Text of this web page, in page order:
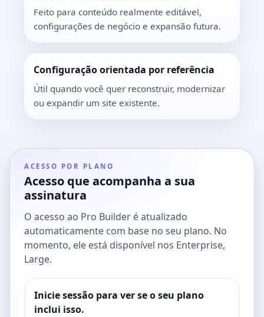
Feito para conteúdo realmente editável,
configurações de negócio e expansão futura.
Configuração orientada por referência
Útil quando você quer reconstruir, modernizar
ou expandir um site existente.
ACESSO POR PLANO
Acesso que acompanha a sua
assinatura
O acesso ao Pro Builder é atualizado
automaticamente com base no seu plano. No
momento, ele está disponível nos Enterprise,
Large.
Inicie sessão para ver se o seu plano
inclui isso.